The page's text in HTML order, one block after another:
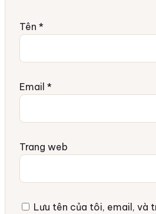
Tên *
Email *
Trang web
Lưu tên của tôi, email, và